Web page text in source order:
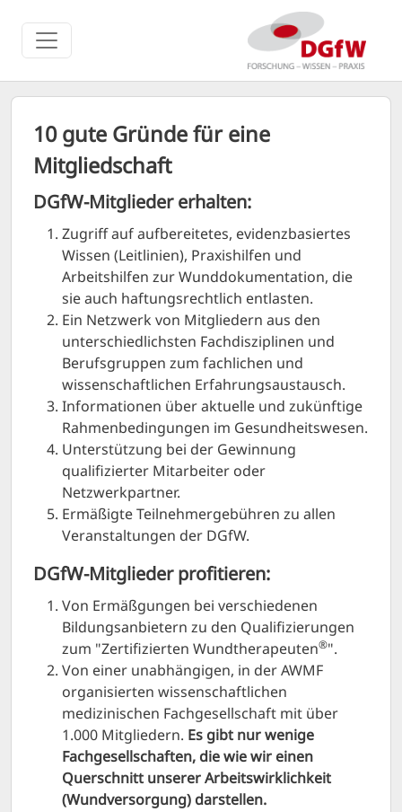
10 gute Gründe für eine
Mitgliedschaft
DGfW-Mitglieder erhalten:
Zugriff auf aufbereitetes, evidenzbasiertes
Wissen (Leitlinien), Praxishilfen und
Arbeitshilfen zur Wunddokumentation, die
sie auch haftungsrechtlich entlasten.
Ein Netzwerk von Mitgliedern aus den
unterschiedlichsten Fachdisziplinen und
Berufsgruppen zum fachlichen und
wissenschaftlichen Erfahrungsaustausch.
Informationen über aktuelle und zukünftige
Rahmenbedingungen im Gesundheitswesen.
Unterstützung bei der Gewinnung
qualifizierter Mitarbeiter oder
Netzwerkpartner.
Ermäßigte Teilnehmergebühren zu allen
Veranstaltungen der DGfW.
DGfW-Mitglieder profitieren:
Von Ermäßgungen bei verschiedenen
Bildungsanbietern zu den Qualifizierungen
zum "Zertifizierten Wundtherapeuten®".
Von einer unabhängigen, in der AWMF
organisierten wissenschaftlichen
medizinischen Fachgesellschaft mit über
1.000 Mitgliedern. Es gibt nur wenige
Fachgesellschaften, die wie wir einen
Querschnitt unserer Arbeitswirklichkeit
(Wundversorgung) darstellen.